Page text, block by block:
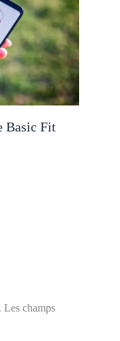
Basic Fit
Les champs